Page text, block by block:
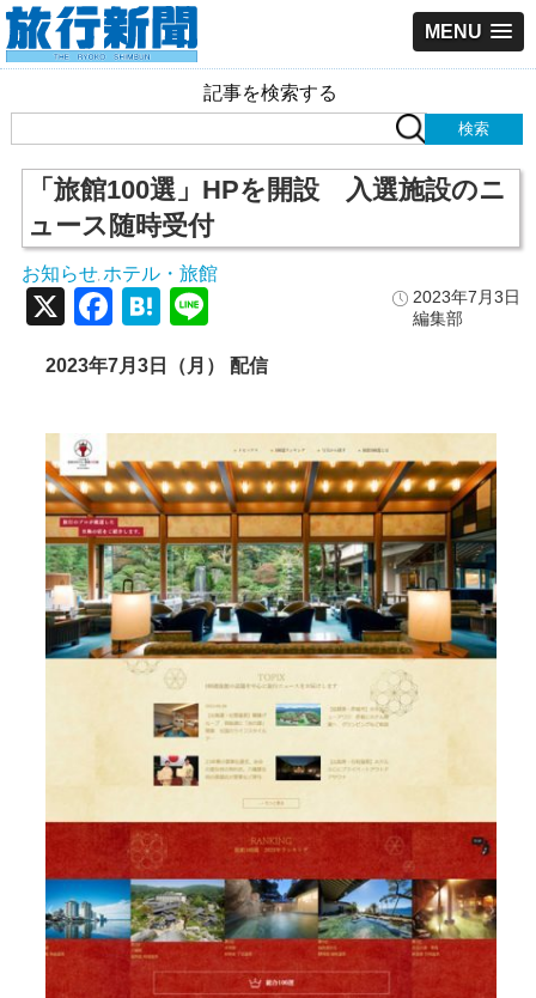
MENU
記事を検索する
「旅館100選」HPを開設 入選施設のニ
ュース随時受付
お知らせ ホテル・旅館
2023年7月3日
編集部
X Facebook
Hatena
2023年7月3日（月） 配信